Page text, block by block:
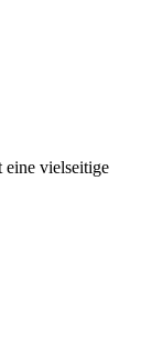
eine vielseitige